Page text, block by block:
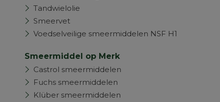
Tandwielolie
Smeervet
Voedselveilige smeermiddelen NSF H1
Smeermiddel op Merk
Castrol smeermiddelen
Fuchs smeermiddelen
Klüber smeermiddelen